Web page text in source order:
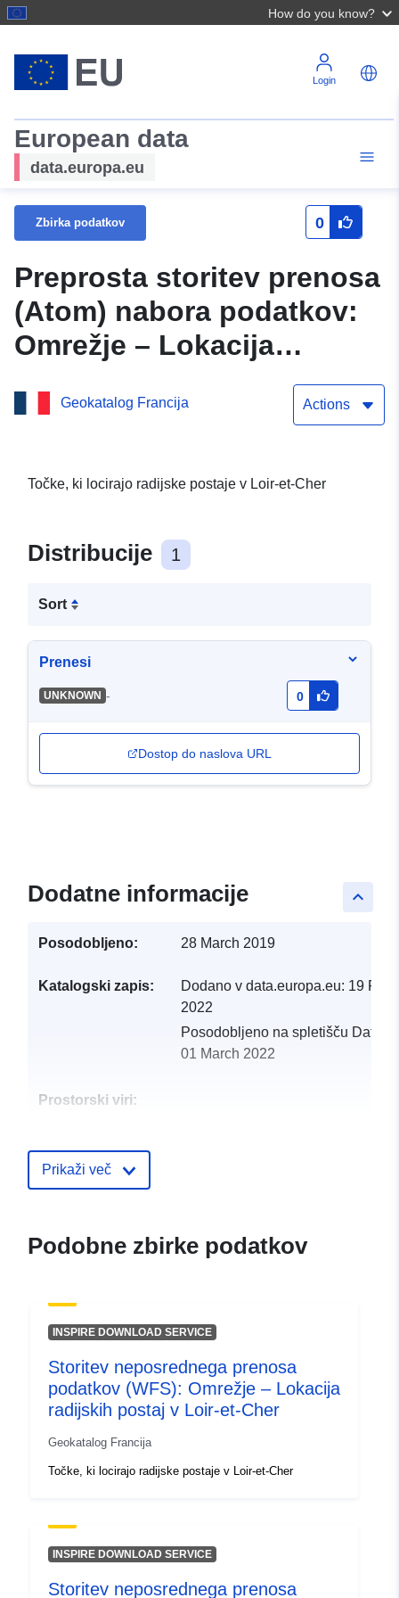
How do you know?
Login
European data
data.europa.eu
Zbirka podatkov 0
Preprosta storitev prenosa
(Atom) nabora podatkov:
Omrežje – Lokacija
radijskih postaj v Loir-et-
CherGeokatalog Francija Actions
Točke, ki locirajo radijske postaje v Loir-et-Cher
Distribucije 1
Sort
Prenesi
UNKNOWN - 0
Dostop do naslova URL
keyboard_arrow_up
Dodatne informacije
Posodobljeno: 28 March 2019
Katalogski zapis: Dodano v data.europa.eu: 19
2022
Posodobljeno na spletišču
01 March 2022
Prostorski viri:
b59798717196
45e5-8a8d-a79dd76c2c5c
Tip: Vir: http://inspire.ec.europa.eu/
codelist/SpatialDataServiceType/
Prikaži več
Podobne zbirke podatkov
INSPIRE DOWNLOAD SERVICE
Storitev neposrednega prenosa
podatkov (WFS): Omrežje – Lokacija
radijskih postaj v Loir-et-Cher
Geokatalog Francija
Točke, ki locirajo radijske postaje v Loir-et-Cher
INSPIRE DOWNLOAD SERVICE
Storitev neposrednega prenosa